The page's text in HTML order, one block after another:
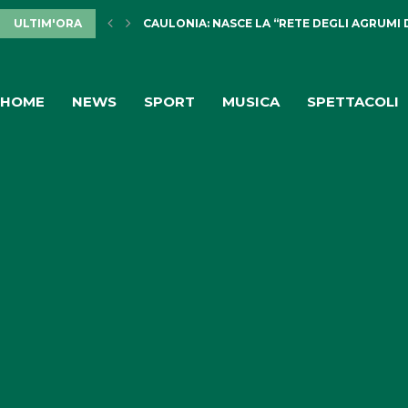
ULTIM'ORA PULISERVICE: INGAGGIATA RACHELE PIOLI
HOME NEWS SPORT MUSICA SPETTACOLI